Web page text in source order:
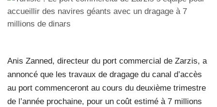
Anis Zanned, directeur du port commercial de Zarzis, a
annoncé que les travaux de dragage du canal d’accès
au port commenceront au cours du deuxième trimestre
de l’année prochaine, pour un coût estimé à 7 millions